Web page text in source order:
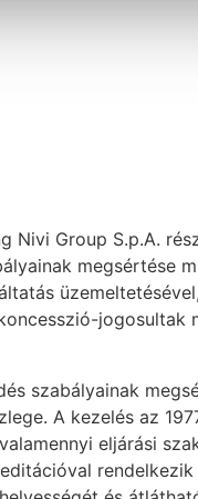
Nivi Group S.p.A.
megsértése
jogosultak
szabályainak
A kezelés az
eljárási